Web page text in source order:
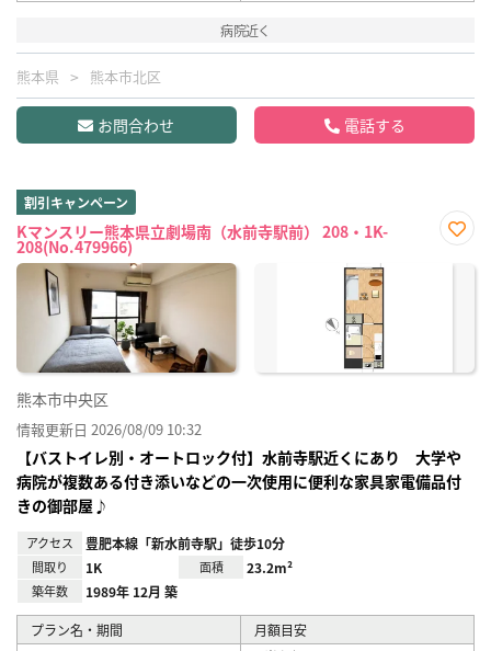
病院近く
熊本県 熊本市北区
お問合わせ 電話する
割引キャンペーン
Kマンスリー熊本県立劇場南（水前寺駅前） 208・1K-
208(No.479966)
に入
熊本市中央区
情報更新日 2026/08/09 10:32
【バストイレ別・オートロック付】水前寺駅近くにあり 大学や
病院が複数ある付き添いなどの一次使用に便利な家具家電備品付
きの御部屋♪
アクセス 豊肥本線「新水前寺駅」徒歩10分
間取り 1K 面積 23.2m²
築年数 1989年 12月 築
プラン名・期間
月額目安